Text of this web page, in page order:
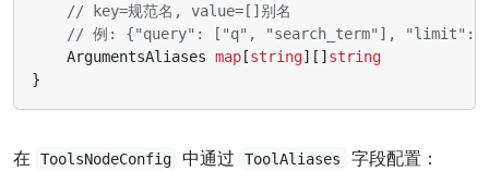
// key=规范名, value=[]别名
// 例: {"query": ["q", "search_term"], "limit":
ArgumentsAliases map[string][]string
}
在 ToolsNodeConfig 中通过 ToolAliases 字段配置：